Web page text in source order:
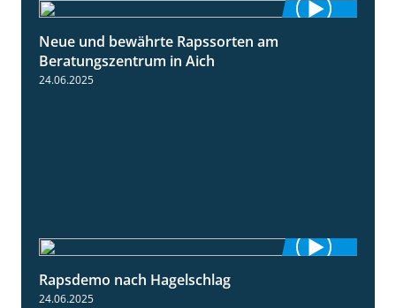
Neue und bewährte Rapssorten am
Beratungszentrum in Aich
24.06.2025
Rapsdemo nach Hagelschlag
24.06.2025